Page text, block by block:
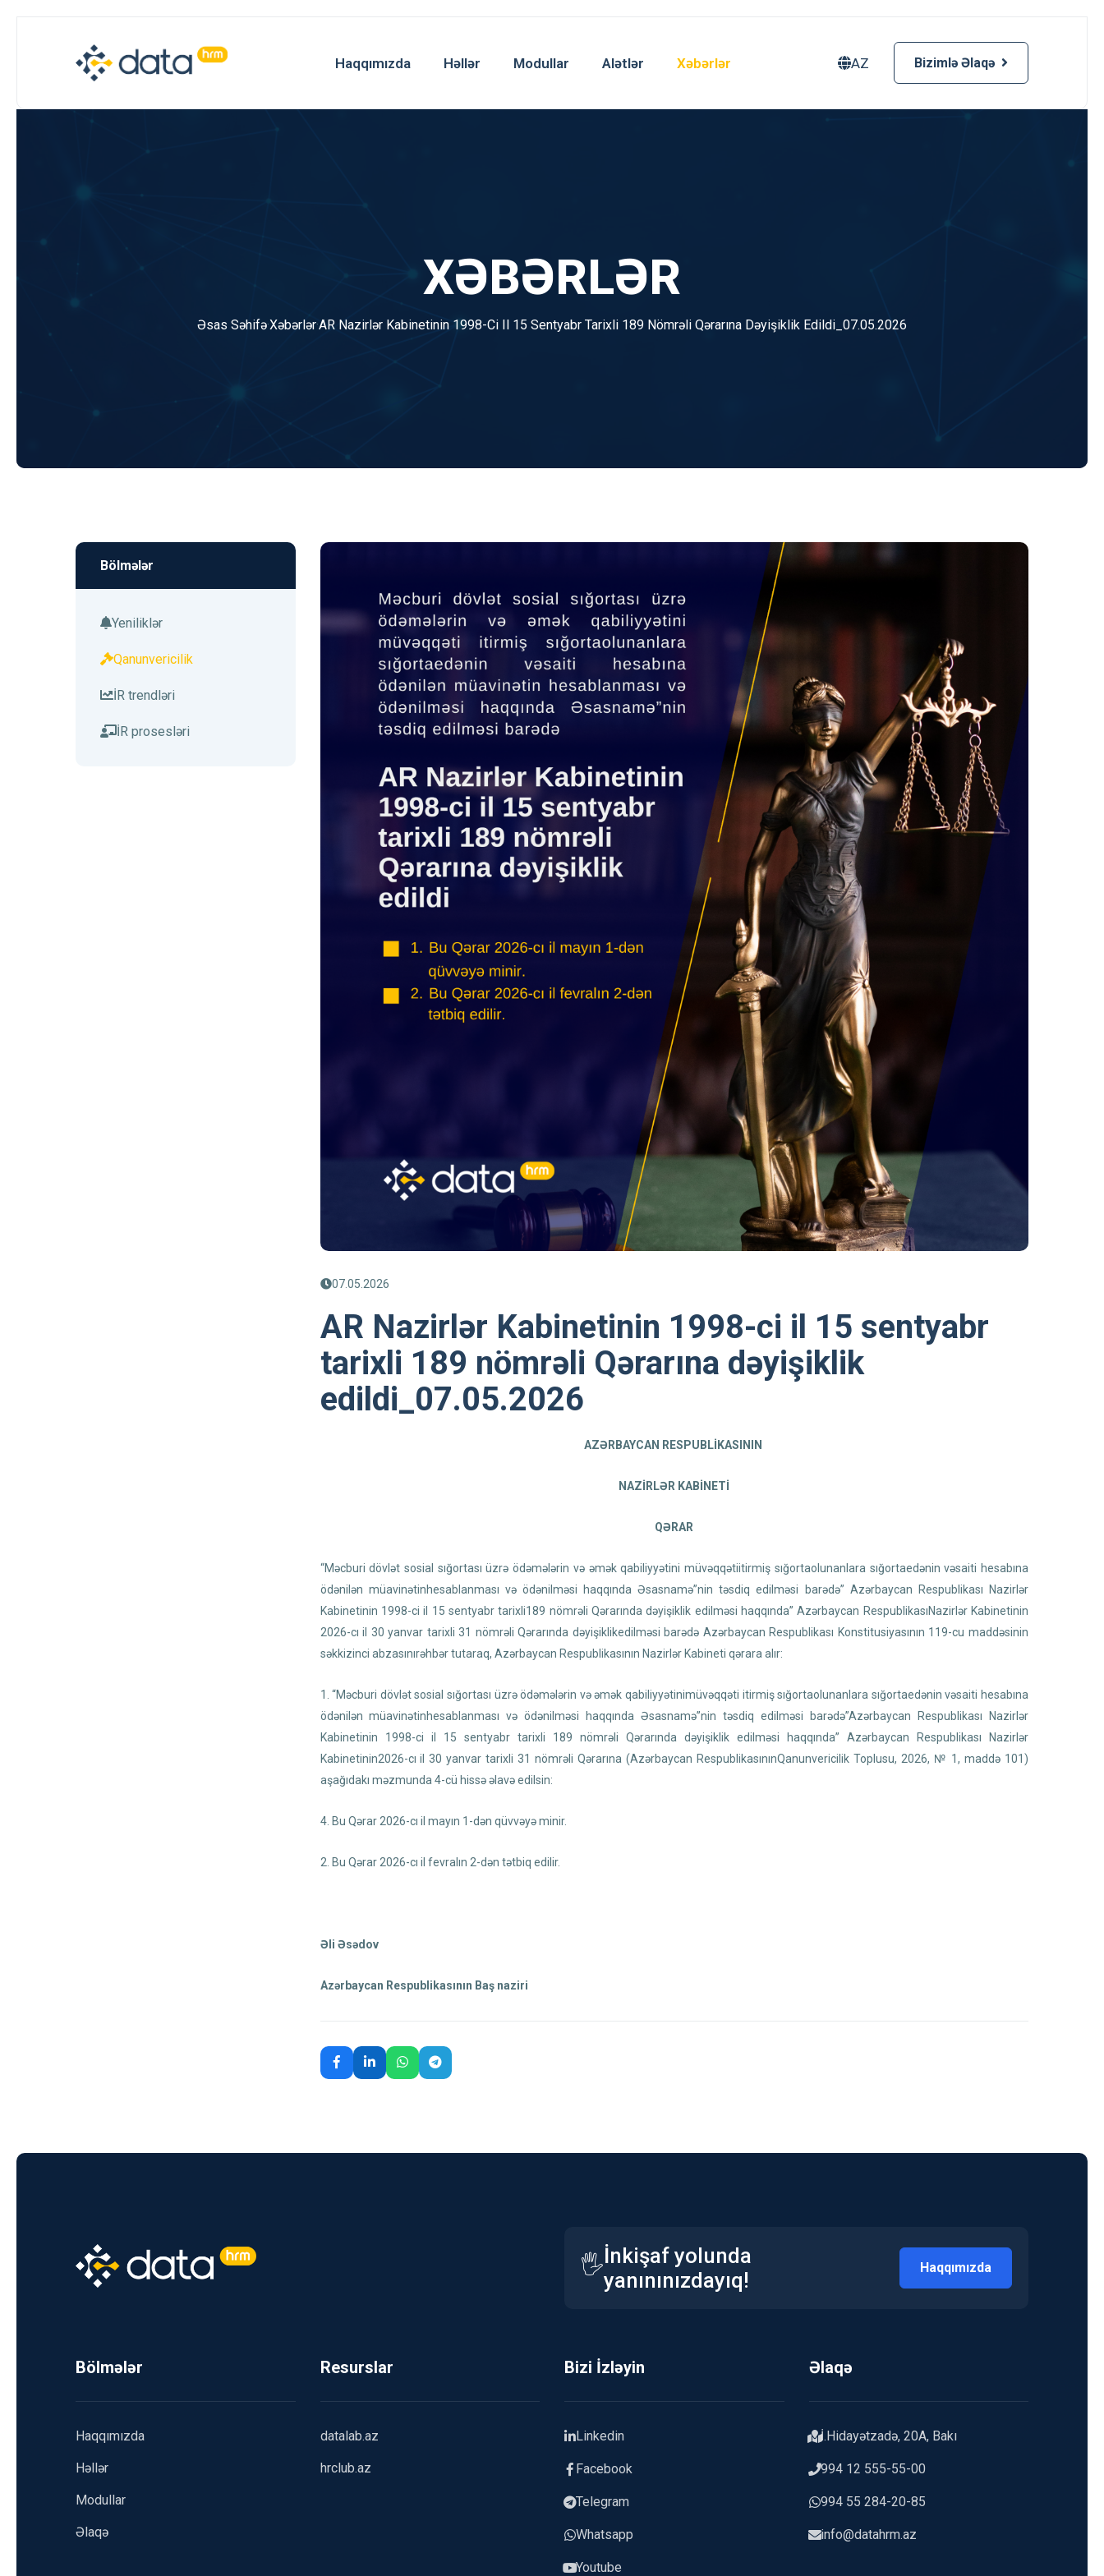
Haqqımızda Həllər Modullar Alətlər Xəbərlər AZ Bizimlə Əlaqə
XƏBƏRLƏR
Əsas Səhifə·Xəbərlər·AR Nazirlər Kabinetinin 1998-Ci Il 15 Sentyabr Tarixli 189 Nömrəli Qərarına Dəyişiklik Edildi_07.05.2026
Bölmələr
Yeniliklər
Qanunvericilik
İR trendləri
İR prosesləri
07.05.2026
AR Nazirlər Kabinetinin 1998-ci il 15 sentyabr
tarixli 189 nömrəli Qərarına dəyişiklik
edildi_07.05.2026
AZƏRBAYCAN RESPUBLİKASININ
NAZİRLƏR KABİNETİ
QƏRAR
“Məcburi dövlət sosial sığortası üzrə ödəmələrin və əmək qabiliyyətini müvəqqətiitirmiş sığortaolunanlara sığortaedənin vəsaiti hesabına
ödənilən müavinətinhesablanması və ödənilməsi haqqında Əsasnamə”nin təsdiq edilməsi barədə” Azərbaycan Respublikası Nazirlər
Kabinetinin 1998-ci il 15 sentyabr tarixli189 nömrəli Qərarında dəyişiklik edilməsi haqqında” Azərbaycan RespublikasıNazirlər Kabinetinin
2026-cı il 30 yanvar tarixli 31 nömrəli Qərarında dəyişiklikedilməsi barədə Azərbaycan Respublikası Konstitusiyasının 119-cu maddəsinin
səkkizinci abzasınırəhbər tutaraq, Azərbaycan Respublikasının Nazirlər Kabineti qərara alır:
1. “Məcburi dövlət sosial sığortası üzrə ödəmələrin və əmək qabiliyyətinimüvəqqəti itirmiş sığortaolunanlara sığortaedənin vəsaiti hesabına
ödənilən müavinətinhesablanması və ödənilməsi haqqında Əsasnamə”nin təsdiq edilməsi barədə”Azərbaycan Respublikası Nazirlər
Kabinetinin 1998-ci il 15 sentyabr tarixli 189 nömrəli Qərarında dəyişiklik edilməsi haqqında” Azərbaycan Respublikası Nazirlər
Kabinetinin2026-cı il 30 yanvar tarixli 31 nömrəli Qərarına (Azərbaycan RespublikasınınQanunvericilik Toplusu, 2026, № 1, maddə 101)
aşağıdakı məzmunda 4-cü hissə əlavə edilsin:
4. Bu Qərar 2026-cı il mayın 1-dən qüvvəyə minir.
2. Bu Qərar 2026-cı il fevralın 2-dən tətbiq edilir.
Əli Əsədov
Azərbaycan Respublikasının Baş naziri
🖐️İnkişaf yolunda
yanınınızdayıq!
Haqqımızda
Bölmələr
Haqqımızda
Həllər
Modullar
Əlaqə
Resurslar
datalab.az
hrclub.az
Bizi İzləyin
Linkedin
Facebook
Telegram
Whatsapp
Youtube
Əlaqə
İ.Hidayətzadə, 20A, Bakı
994 12 555-55-00
994 55 284-20-85
info@datahrm.az